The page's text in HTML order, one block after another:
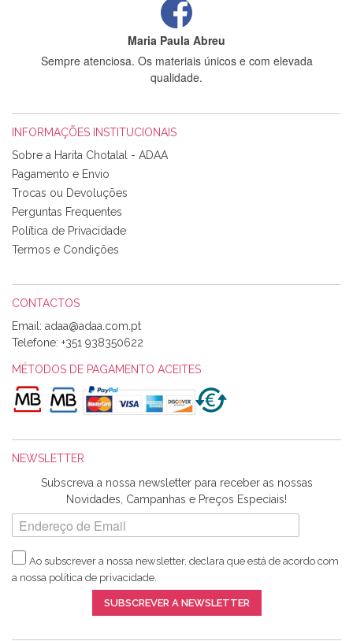
Maria Paula Abreu
Sempre atenciosa. Os materiais únicos e com elevada
qualidade.
Tudo chegou em condições, pois os produtos vieram muito
bem acondicionados. Estou plenamente satisfeita com os
produtos adquiridos. Relativamente à bolsa, tem um tecido
com um padrão e cores muito bonitas e a execução está
perfeitíssima. Futuramente penso voltar a comprar na vossa
loja, têm excelentes artigos a um preço muito justo. A
Alexandra Morais
Olá boa Noite. Os meus tecidos chegaram hoje. Muito
obrigada pelo miminho que dá um jeitaço pras minhas linhas
de bordar e não sei o que pões nos tecidos, mas que cheiram
maravilhosamente ... cheiram! :) Muito Obrigada.
Harita a minha encomenda já chegou. :) Muito obrigada pela
rapidez no envio, pela qualidade dos materiais que me
enviaste e pela simpatia de sempre. :)
Catarina Amaro
5 estrelas. Gosto muito do serviço. A Harita Chotalal é muito
INFORMAÇÕES INSTITUCIONAIS
Sobre a Harita Chotalal - ADAA
Pagamento e Envio
Trocas ou Devoluções
Perguntas Frequentes
Política de Privacidade
Termos e Condições
CONTACTOS
Email:
Telefone: +351 938350622
MÉTODOS DE PAGAMENTO ACEITES
NEWSLETTER
Subscreva a nossa newsletter para receber as nossas
Novidades, Campanhas e Preços Especiais!
Ao subscrever a nossa newsletter, declara que está de acordo com
a nossa política de privacidade.
SUBSCREVER A NEWSLETTER